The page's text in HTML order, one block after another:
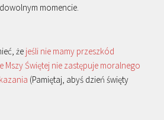
momencie.
że jeśli nie mamy przeszkód
Świętej nie zastępuje moralnego
(Pamiętaj, abyś dzień święty